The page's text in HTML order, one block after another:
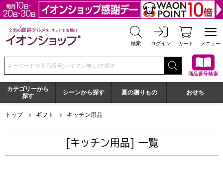
全国の厳選グルメを、ネットでお届け イオンショップ
検索 ログイン カート メニュー
検索キーワードまたは商品番号を入力してください
商品番号検索
カテゴリーから
探す
シーンから探す 夏の贈りもの おせち
トップ ギフト キッチン用品
[キッチン用品] 一覧